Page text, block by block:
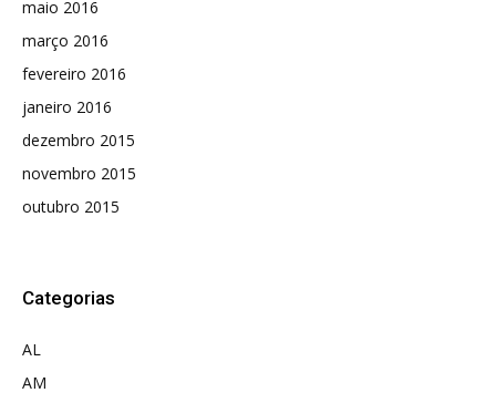
maio 2016
março 2016
fevereiro 2016
janeiro 2016
dezembro 2015
novembro 2015
outubro 2015
Categorias
AL
AM